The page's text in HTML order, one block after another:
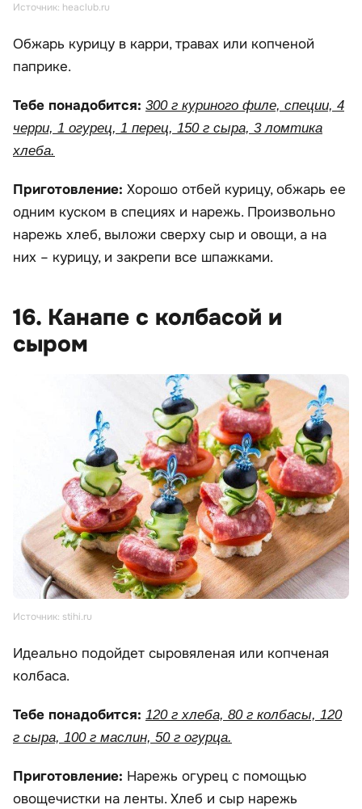
Источник: heaclub.ru
Обжарь курицу в карри, травах или копченой
паприке.
Тебе понадобится: 300 г куриного филе, специи, 4
черри, 1 огурец, 1 перец, 150 г сыра, 3 ломтика
хлеба.
Приготовление: Хорошо отбей курицу, обжарь ее
одним куском в специях и нарежь. Произвольно
нарежь хлеб, выложи сверху сыр и овощи, а на
них – курицу, и закрепи все шпажками.
16. Канапе с колбасой и
сыром
Источник: stihi.ru
Идеально подойдет сыровяленая или копченая
колбаса.
Тебе понадобится: 120 г хлеба, 80 г колбасы, 120
г сыра, 100 г маслин, 50 г огурца.
Приготовление: Нарежь огурец с помощью
овощечистки на ленты. Хлеб и сыр нарежь